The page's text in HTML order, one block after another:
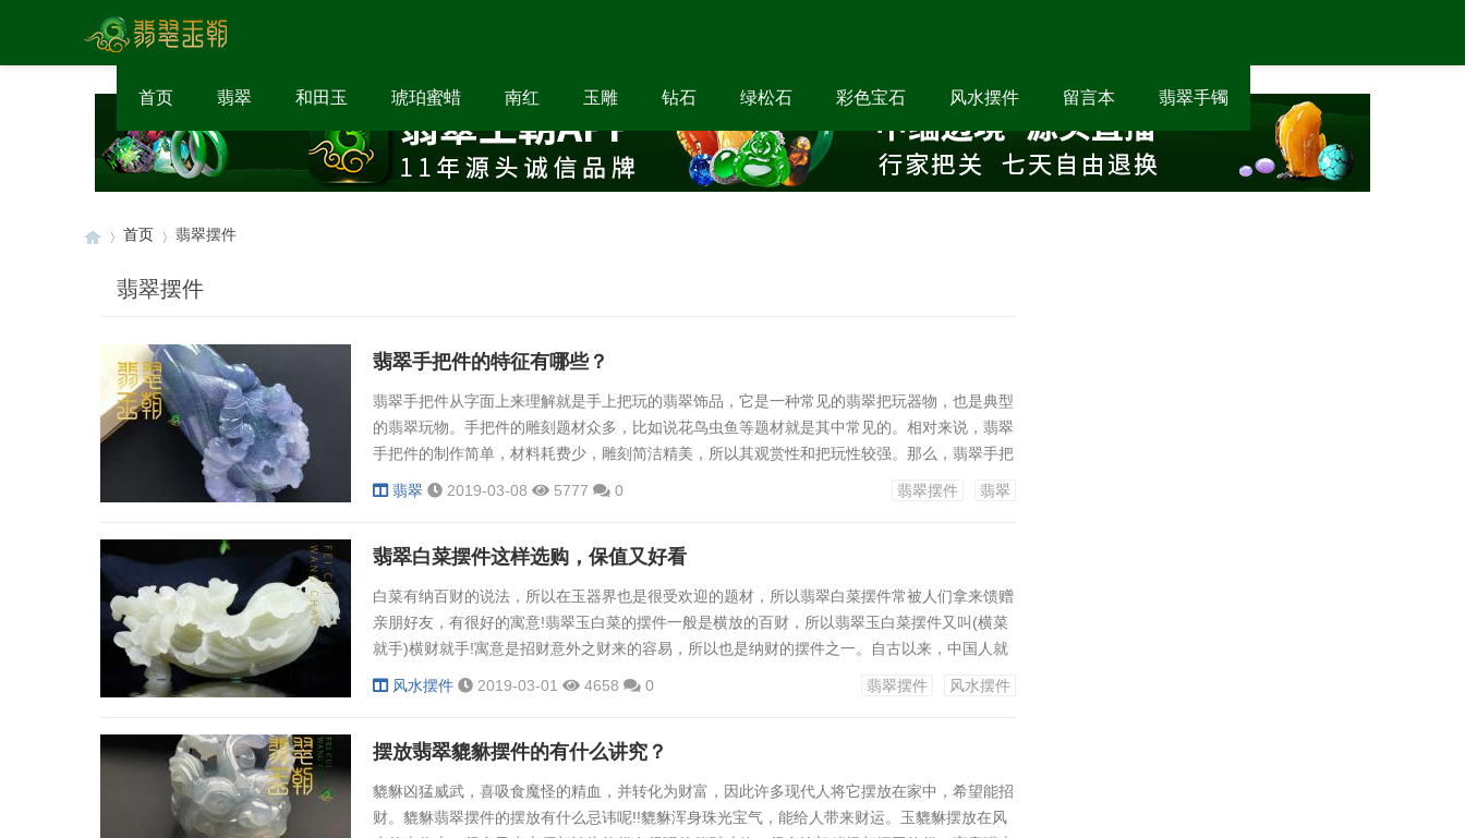
首页 翡翠 和田玉 琥珀蜜蜡 南红 玉雕 钻石 绿松石 彩色宝石 风水摆件 留言本 翡翠手镯
首页 翡翠摆件
翡翠摆件
翡翠手把件的特征有哪些？
翡翠手把件从字面上来理解就是手上把玩的翡翠饰品，它是一种常见的翡翠把玩器物，也是典型
的翡翠玩物。手把件的雕刻题材众多，比如说花鸟虫鱼等题材就是其中常见的。相对来说，翡翠
手把件的制作简单，材料耗费少，雕刻简洁精美，所以其观赏性和把玩性较强。那么，翡翠手把
件有哪些具体特征呢？一、形状小翡翠手把件的第一个特点是形状小，拿在手里把玩不会显得过
种价值也只是玉石...
翡翠 2019-03-08 5777 0 翡翠摆件 翡翠
翡翠白菜摆件这样选购，保值又好看
白菜有纳百财的说法，所以在玉器界也是很受欢迎的题材，所以翡翠白菜摆件常被人们拿来馈赠
亲朋好友，有很好的寓意!翡翠玉白菜的摆件一般是横放的百财，所以翡翠玉白菜摆件又叫(横菜
就手)横财就手!寓意是招财意外之财来的容易，所以也是纳财的摆件之一。自古以来，中国人就
对玉有着独特的喜爱。清朝之后，上好的翡翠雕刻的翠玉摆件更是不可多得的宝贝。白菜因有
利和高雅的...
风水摆件 2019-03-01 4658 0 翡翠摆件 风水摆件
摆放翡翠貔貅摆件的有什么讲究？
貔貅凶猛威武，喜吸食魔怪的精血，并转化为财富，因此许多现代人将它摆放在家中，希望能招
财。貔貅翡翠摆件的摆放有什么忌讳呢!!貔貅浑身珠光宝气，能给人带来财运。玉貔貅摆放在风